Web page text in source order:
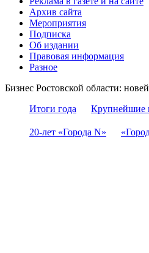
Архив сайта
Мероприятия
Подписка
Об издании
Правовая информация
Разное
Бизнес Ростовской области:
Итоги года
Крупнейшие
20-лет «Города N»